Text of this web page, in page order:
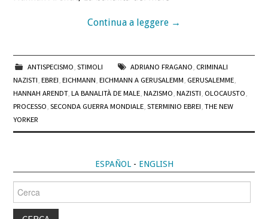
Continua a leggere →
ANTISPECISMO, STIMOLI ADRIANO FRAGANO, CRIMINALI
NAZISTI,EBREI,EICHMANN,EICHMANN A GERUSALEMM, GERUSALEMME,
HANNAH ARENDT,LA BANALITÀ DE MALE,NAZISMO,NAZISTI, OLOCAUSTO,
PROCESSO,SECONDA GUERRA MONDIALE,STERMINIO EBREI,THE NEW
YORKER
ESPAÑOL- ENGLISH
Cerca
per: